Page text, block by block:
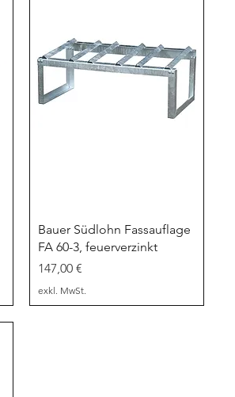
Schnellansicht
Bauer Südlohn Fassauflage
FA 60-3, feuerverzinkt
Preis
147,00 €
exkl. MwSt.